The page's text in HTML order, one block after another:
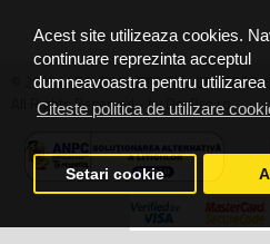
Acest site utilizeaza cookies.
continuare reprezinta acceptul
dumneavoastra pentru utilizarea
Citeste politica de utilizare
Setari cookie
© 2026 MIRALEX PARTS SRL, CIF:
All Rights Reserved - by DevPro.ro